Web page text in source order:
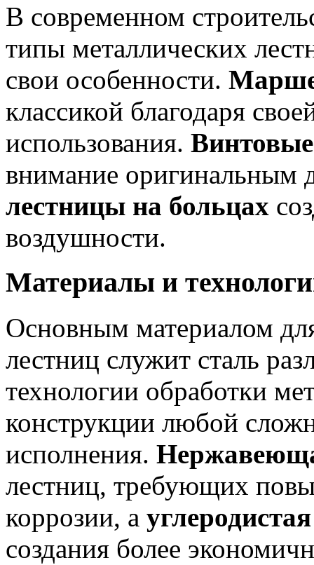
В современном
типы металлических
свои особенности.
классикой благодаря
использования.
внимание оригинальным
лестницы на больцах
воздушности.
Материалы и
Основным материалом
лестниц служит сталь
технологии обработки
конструкции любой
исполнения.
лестниц, требующих
коррозии, а
создания более